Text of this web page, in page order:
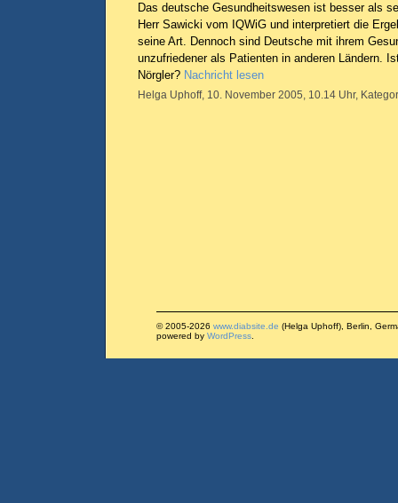
Das deutsche Gesundheitswesen ist besser als
Herr Sawicki vom IQWiG und interpretiert die
seine Art. Dennoch sind Deutsche mit ihrem
unzufriedener als Patienten in anderen Ländern.
Nörgler? Nachricht lesen
Helga Uphoff, 10. November 2005, 10.14 Uhr,
© 2005-2026 www.diabsite.de (Helga Uphoff), Berlin,
powered by WordPress.